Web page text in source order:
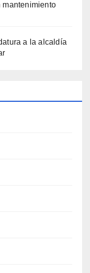
mantenimiento
a la alcaldía